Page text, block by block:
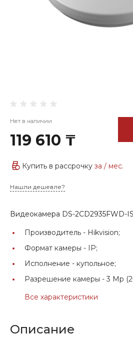
Нет в наличии
119 610 ₸
Купить в рассрочку за / мес.
Нашли дешевле?
Видеокамера DS-2CD2935FWD-IS
Производитель - Hikvision;
Формат камеры - IP;
Исполнение - купольное;
Разрешение камеры - 3 Mp
Все характеристики
Описание